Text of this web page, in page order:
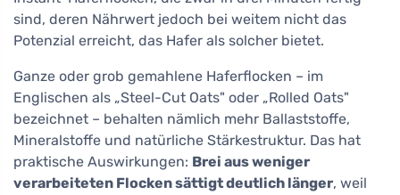
sind, deren Nährwert jedoch bei weitem nicht das
Potenzial erreicht, das Hafer als solcher bietet.
Ganze oder grob gemahlene Haferflocken – im
Englischen als „Steel-Cut Oats" oder „Rolled Oats"
bezeichnet – behalten nämlich mehr Ballaststoffe,
Mineralstoffe und natürliche Stärkestruktur. Das hat
praktische Auswirkungen: Brei aus weniger
verarbeiteten Flocken sättigt deutlich länger, weil